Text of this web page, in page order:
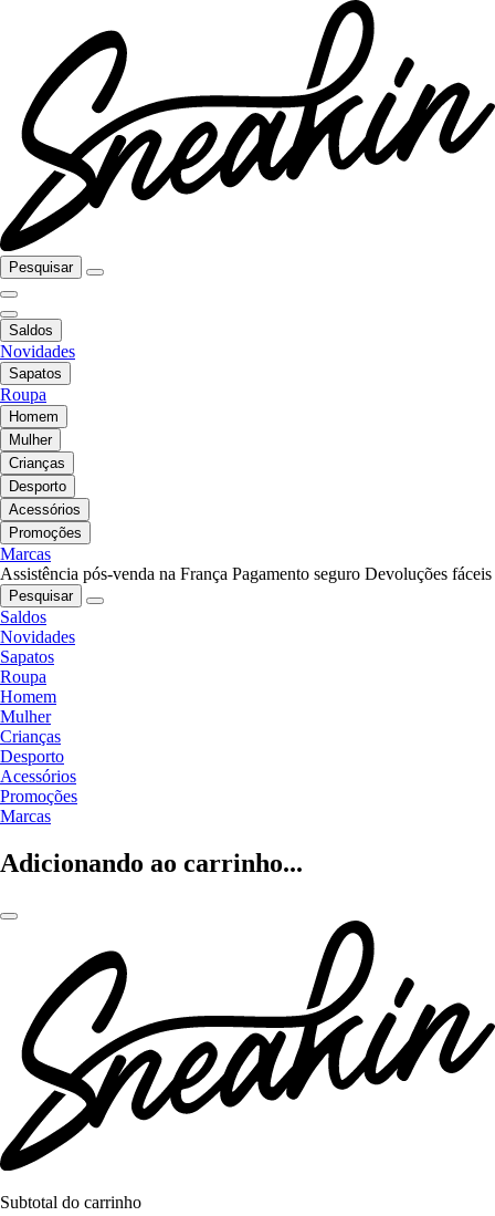
Pesquisar
Saldos
Novidades
Sapatos
Roupa
Homem
Mulher
Crianças
Desporto
Acessórios
Promoções
Marcas
Assistência pós-venda na França Pagamento seguro Devoluções fáceis
Pesquisar
Saldos
Novidades
Sapatos
Roupa
Homem
Mulher
Crianças
Desporto
Acessórios
Promoções
Marcas
Adicionando ao carrinho...
Subtotal do carrinho